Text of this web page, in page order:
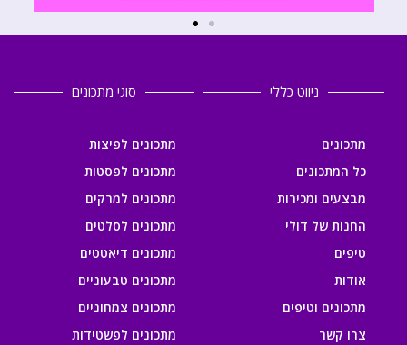
ניווט כללי
מתכונים
כל המתכונים
מבצעים ומכירות
החנות של דולי
טיפים
אודות
מתכונים וטיפים
צרו קשר
סוגי מתכונים
מתכונים לפיצות
מתכונים לפסטות
מתכונים למרקים
מתכונים לסלטים
מתכונים דיאטטים
מתכונים טבעוניים
מתכונים צמחוניים
מתכונים לפשטידות